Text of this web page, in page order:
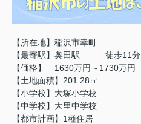
【所在地】稲沢市幸町
【最寄駅】奥田駅 徒歩11分
【価格】 1630万円～1730万円
【土地面積】201.28㎡
【小学校】大塚小学校
【中学校】大里中学校
【都市計画】1種住居